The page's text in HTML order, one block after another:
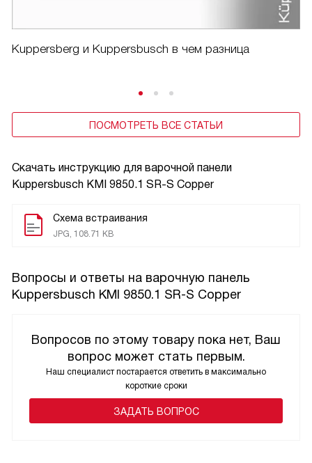
Скачать инструкцию для варочной панели
Kuppersbusch KMI 9850.1 SR-S Copper
Схема встраивания
JPG, 108.71 KB
Kuppersberg и Kuppersbusch в чем разница
ПОСМОТРЕТЬ ВСЕ СТАТЬИ
Вопросы и ответы на варочную панель
Kuppersbusch KMI 9850.1 SR-S Copper
Вопросов по этому товару пока нет, Ваш
вопрос может стать первым.
Наш специалист постарается ответить в максимально
короткие сроки
ЗАДАТЬ ВОПРОС